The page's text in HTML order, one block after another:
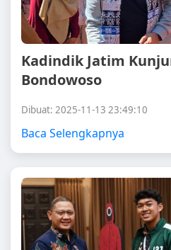
Kadindik Jatim
Bondowoso
Dibuat: 2025-11-13 23:49:10
Baca Selengkapnya